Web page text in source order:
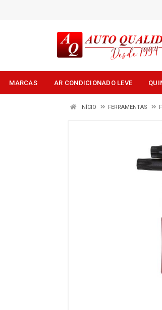
MARCAS AR CONDICIONADO LEVE
INÍCIO FERRAMENTAS